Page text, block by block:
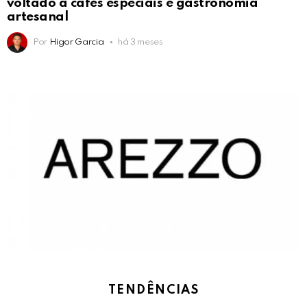
voltado a cafés especiais e gastronomia
artesanal
Por Higor Garcia há 3 meses
TENDÊNCIAS